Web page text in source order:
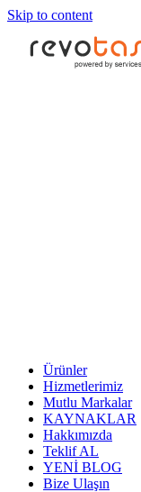
Skip to content
Ürünler
Hizmetlerimiz
Mutlu Markalar
KAYNAKLAR
Hakkımızda
Teklif AL
YENİ BLOG
Bize Ulaşın